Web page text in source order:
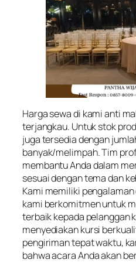
Harga sewa di kami anti
terjangkau. Untuk stok
juga tersedia dengan
banyak/melimpah. Tim
membantu Anda dalam
sesuai dengan tema dan
Kami memiliki
kami berkomitmen untuk
terbaik kepada pelanggan
menyediakan kursi
pengiriman tepat waktu,
bahwa acara Anda akan